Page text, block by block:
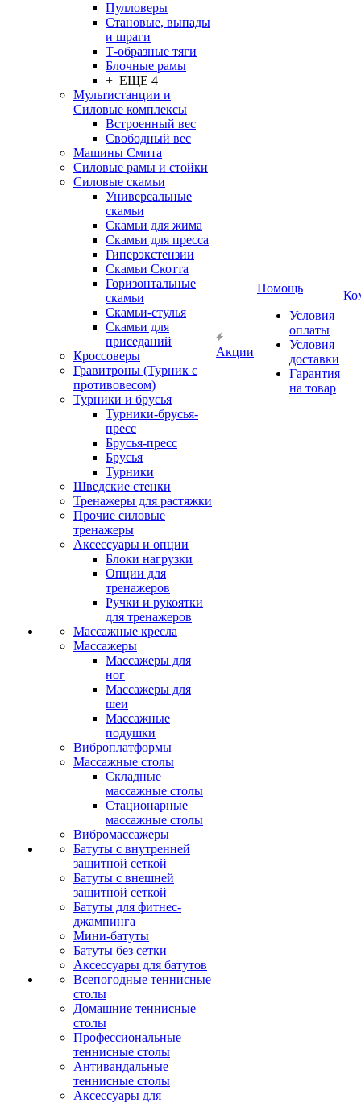
Пулловеры
Становые, выпады
и шраги
Т-образные тяги
Блочные рамы
+ ЕЩЕ 4
Мультистанции и
Силовые комплексы
Встроенный вес
Свободный вес
Машины Смита
Силовые рамы и стойки
Силовые скамьи
Универсальные
скамьи
Скамьи для жима
Скамьи для пресса
Гиперэкстензии
Скамьи Скотта
Горизонтальные
скамьи
Скамьи-стулья
Скамьи для
приседаний
Кроссоверы
Гравитроны (Турник с
противовесом)
Турники и брусья
Турники-брусья-
пресс
Брусья-пресс
Брусья
Турники
Шведские стенки
Тренажеры для растяжки
Прочие силовые
тренажеры
Аксессуары и опции
Блоки нагрузки
Опции для
тренажеров
Ручки и рукоятки
для тренажеров
Массажные кресла
Массажеры
Массажеры для
ног
Массажеры для
шеи
Массажные
подушки
Виброплатформы
Массажные столы
Складные
массажные столы
Стационарные
массажные столы
Вибромассажеры
Батуты с внутренней
защитной сеткой
Батуты с внешней
защитной сеткой
Батуты для фитнес-
джампинга
Мини-батуты
Батуты без сетки
Аксессуары для батутов
Всепогодные теннисные
столы
Домашние теннисные
столы
Профессиональные
теннисные столы
Антивандальные
теннисные столы
Аксессуары для
Акции
Помощь
Условия
оплаты
Условия
доставки
Гарантия
на товар